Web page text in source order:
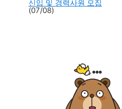
신입 및 경력사원 모집
(07/08)